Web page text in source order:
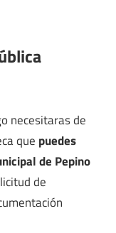
necesitaras de
que puedes
de Pepino
de